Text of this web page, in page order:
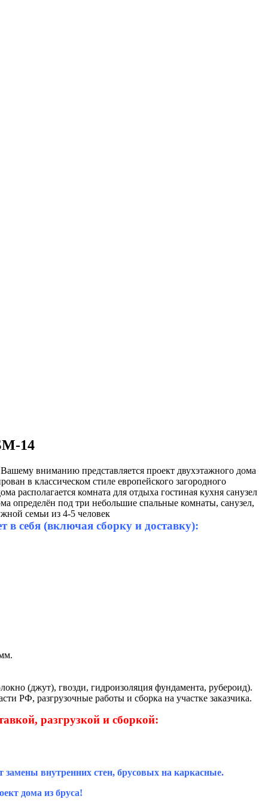
14
вниманию представляется проект двухэтажного дома
в классическом стиле европейского загородного
располагается комната для отдыха гостиная кухня санузел
определён под три небольшие спальные комнаты, санузел,
семьи из 4-5 человек
себя (включая сборку и доставку):
(джут), гвозди, гидроизоляция фундамента, рубероид).
РФ, разгрузочные работы и сборка на участке заказчика.
разгрузкой и сборкой:
внутренних стен, брусовых на каркасные.
дома из бруса!